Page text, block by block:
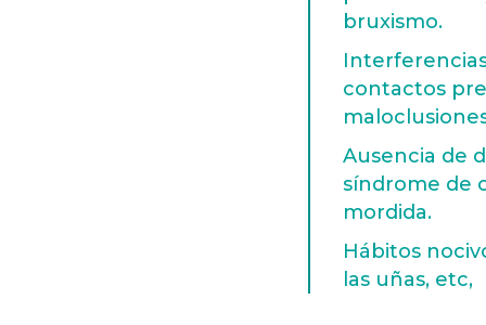
bruxismo.
contactos
Ausencia de
síndrome de
mordida.
Hábitos
las uñas, etc,